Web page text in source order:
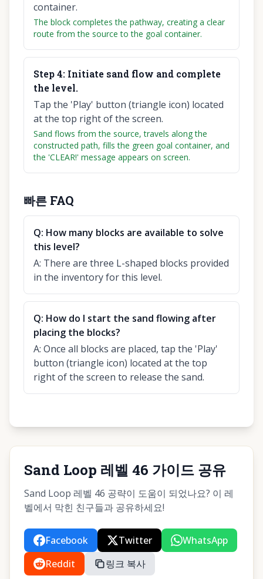
container.
The block completes the pathway, creating a clear
route from the source to the goal container.
Step4: Initiate sand flow and complete
the level.
Tap the 'Play' button (triangle icon) located
at the top right of the screen.
Sand flows from the source, travels along the
constructed path, fills the green goal container, and
the 'CLEAR!' message appears on screen.
빠른 FAQ
Q: How many blocks are available to solve
this level?
A: There are three L-shaped blocks provided
in the inventory for this level.
Q: How do I start the sand flowing after
placing the blocks?
A: Once all blocks are placed, tap the 'Play'
button (triangle icon) located at the top
right of the screen to release the sand.
Sand Loop 레벨 46 가이드 공유
Sand Loop 레벨 46 공략이 도움이 되었나요? 이 레
벨에서 막힌 친구들과 공유하세요!
Facebook Twitter
WhatsApp
Reddit
링크 복사